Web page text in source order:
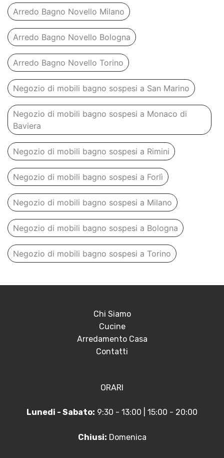
Arredo Bagno Novello Milano
Arredo Bagno Novello Bologna
Arredo Bagno Novello Torino
Negozio di mobili bagno sospesi a San Marino
Negozio di mobili bagno sospesi a Monaco di
Baviera
Negozio di mobili bagno sospesi a Rimini
Negozio di mobili bagno sospesi a Forlì
Negozio di mobili bagno sospesi a Milano
Negozio di mobili bagno sospesi a Bologna
Negozio di mobili bagno sospesi a Torino
Chi Siamo
Cucine
Arredamento Casa
Contatti
ORARI
Lunedi - Sabato: 9:30 - 13:00 | 15:00 - 20:00
Chiusi: Domenica